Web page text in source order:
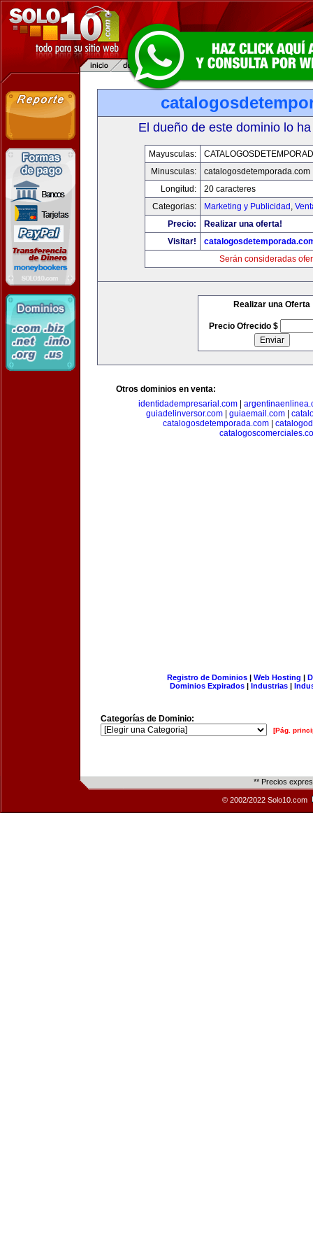
El dueño de este dominio lo
Mayusculas:
Minusculas:
catalogosdetemporada.com
Longitud:
20 caracteres
Categorias:
Marketing y Publicidad ,
Precio:
Realizar una oferta!
Visitar!
Serán consideradas
Realizar una Oferta
Precio Ofrecido $
Otros dominios en venta:
identidadempresarial.com
guiadelinversor.com| guiaemail.com|
catalogosdetemporada.com|
Registro de Dominios| Web Hosting |
Dominios Expirados | Industrias |
Categorías de Dominio:
[Pág.
** Precios
© 2002/2022 Solo10.com